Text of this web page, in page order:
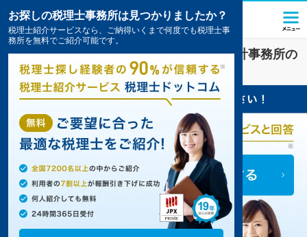
佐賀市で会社設立対策を扱う税理士・会計事務所の
一覧3件掲載中
お探しの税理士事務所は見つかりましたか？
税理士紹介サービスなら、ご納得いくまで何度でも税理士事
務所を無料でご紹介可能です。